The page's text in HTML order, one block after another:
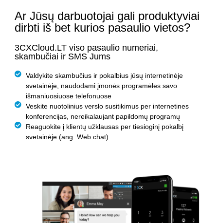
Ar Jūsų darbuotojai gali produktyviai
dirbti iš bet kurios pasaulio vietos?
3CXCloud.LT viso pasaulio numeriai,
skambučiai ir SMS Jums
Valdykite skambučius ir pokalbius jūsų internetinėje
svetainėje, naudodami įmonės programėles savo
išmaniuosiuose telefonuose
Veskite nuotolinius verslo susitikimus per internetines
konferencijas, nereikalaujant papildomų programų
Reaguokite į klientų užklausas per tiesioginį pokalbį
svetainėje (ang. Web chat)